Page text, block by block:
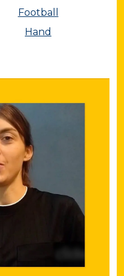
Football
Hand